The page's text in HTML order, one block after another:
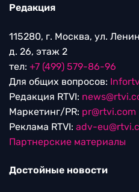
Редакция
115280, г. Москва, ул.
д. 26, этаж 2
тел: +7 (499) 579-86-96
Для общих вопросов:
Редакция RTVI:
Маркетинг/PR: pr@rtvi.com
Реклама RTVI: adv-
Партнерские материалы
Достойные новости